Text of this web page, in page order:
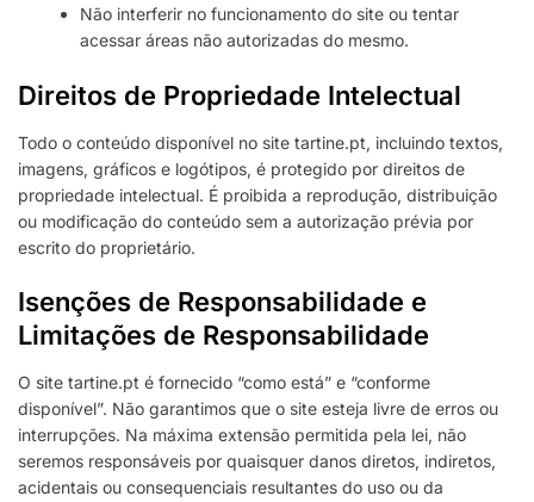
Não interferir no funcionamento do site ou tentar
acessar áreas não autorizadas do mesmo.
Direitos de Propriedade Intelectual
Todo o conteúdo disponível no site tartine.pt, incluindo textos,
imagens, gráficos e logótipos, é protegido por direitos de
propriedade intelectual. É proibida a reprodução, distribuição
ou modificação do conteúdo sem a autorização prévia por
escrito do proprietário.
Isenções de Responsabilidade e
Limitações de Responsabilidade
O site tartine.pt é fornecido “como está” e “conforme
disponível”. Não garantimos que o site esteja livre de erros ou
interrupções. Na máxima extensão permitida pela lei, não
seremos responsáveis por quaisquer danos diretos, indiretos,
acidentais ou consequenciais resultantes do uso ou da